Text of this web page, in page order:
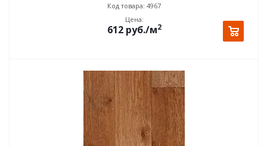
Код товара: 4967
Цена:
612руб./м2